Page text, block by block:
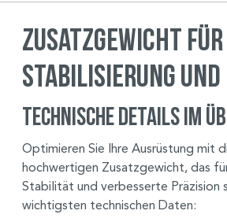
Zusatzgewicht für
Stabilisierung und
Technische Details im
Optimieren Sie Ihre Ausrüstung mit
hochwertigen Zusatzgewicht, das
Stabilität und verbesserte Präzision
wichtigsten technischen Daten: